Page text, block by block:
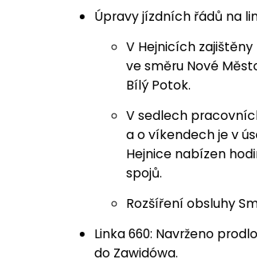
Úpravy jízdních řádů na
V Hejnicích
ve směru Nové
Bílý Potok.
V sedlech
a o víkendech je v
Hejnice nabízen
spojů.
Rozšíření obsluhy
Linka 660: Navrženo
do Zawidówa.